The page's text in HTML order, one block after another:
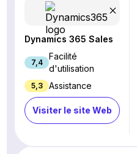
Dynamics 365 Sales
7,4
Facilité
d'utilisation
5,3 Assistance
Visiter le site Web